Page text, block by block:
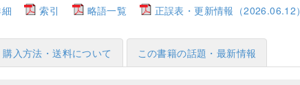
索引 略語一覧 正誤表・更新情報（2026.06.12）
購入方法・送料について この書籍の話題・最新情報